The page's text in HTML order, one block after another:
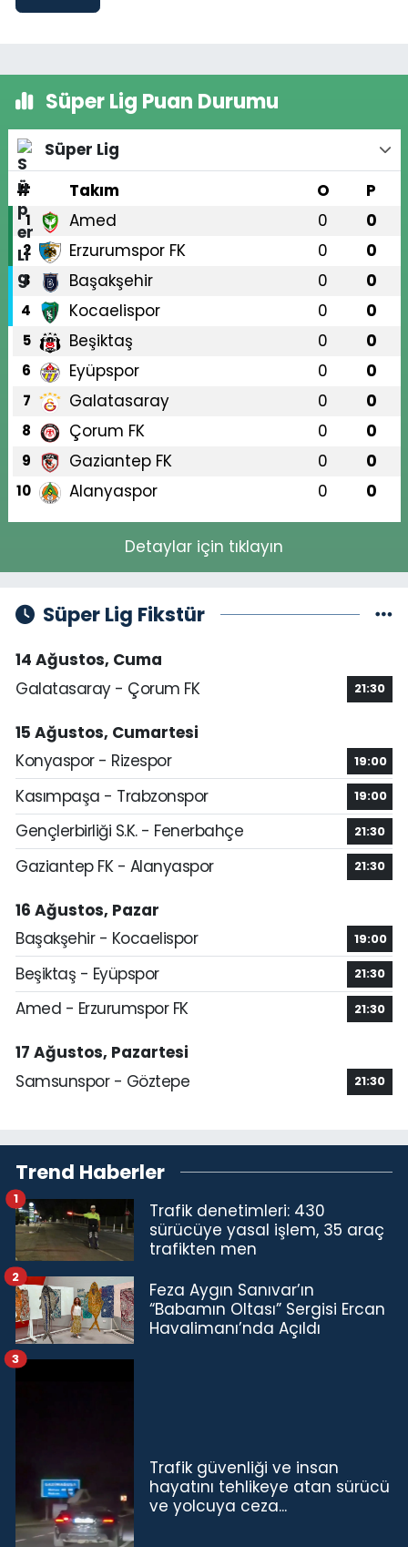
Süper Lig Puan Durumu
Süper Lig
#
Takım O P
1 Amed 0 0
2 Erzurumspor FK 0 0
3 Başakşehir 0 0
4 Kocaelispor 0 0
5 Beşiktaş 0 0
6 Eyüpspor 0 0
7 Galatasaray 0 0
8 Çorum FK 0 0
9 Gaziantep FK 0 0
10 Alanyaspor 0 0
Detaylar için tıklayın
Süper Lig Fikstür
14 Ağustos, Cuma
Galatasaray - Çorum FK
21:30
15 Ağustos, Cumartesi
Konyaspor - Rizespor
19:00
Kasımpaşa - Trabzonspor 19:00
Gençlerbirliği S.K. - Fenerbahçe 21:30
Gaziantep FK - Alanyaspor 21:30
16 Ağustos, Pazar
Başakşehir - Kocaelispor
19:00
Beşiktaş - Eyüpspor 21:30
Amed - Erzurumspor FK 21:30
17 Ağustos, Pazartesi
Samsunspor - Göztepe
21:30
Trend Haberler
Trafik denetimleri: 430
sürücüye yasal işlem, 35 araç
trafikten men
1
Feza Aygın Sanıvar’ın
“Babamın Oltası” Sergisi Ercan
Havalimanı’nda Açıldı
2
Trafik güvenliği ve insan
hayatını tehlikeye atan sürücü
ve yolcuya ceza...
3